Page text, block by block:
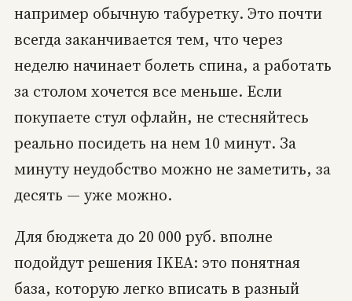
например обычную табуретку. Это почти
всегда заканчивается тем, что через
неделю начинает болеть спина, а работать
за столом хочется все меньше. Если
покупаете стул офлайн, не стесняйтесь
реально посидеть на нем 10 минут. За
минуту неудобство можно не заметить, за
десять — уже можно.
Для бюджета до 20 000 руб. вполне
подойдут решения IKEA: это понятная
база, которую легко вписать в разный